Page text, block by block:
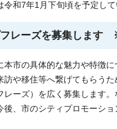
和7年1月下旬頃を予定して
フレーズを募集します
本市の具体的な魅力や特徴に
訪や移住等へ繋げてもらう
レーズ）を広く募集します
後、市のシティプロモーシ